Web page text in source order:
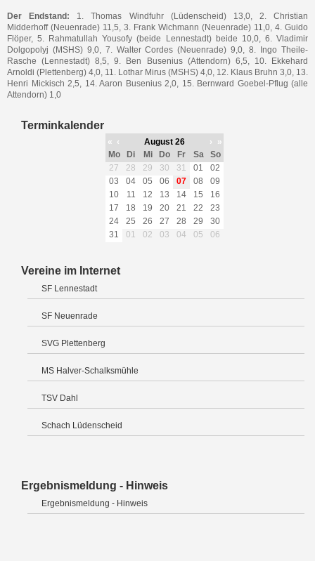
Der Endstand: 1. Thomas Windfuhr (Lüdenscheid) 13,0, 2. Christian
Midderhoff (Neuenrade) 11,5, 3. Frank Wichmann (Neuenrade) 11,0, 4. Guido
Flöper, 5. Rahmatullah Yousofy (beide Lennestadt) beide 10,0, 6. Vladimir
Dolgopolyj (MSHS) 9,0, 7. Walter Cordes (Neuenrade) 9,0, 8. Ingo Theile-
Rasche (Lennestadt) 8,5, 9. Ben Busenius (Attendorn) 6,5, 10. Ekkehard
Arnoldi (Plettenberg) 4,0, 11. Lothar Mirus (MSHS) 4,0, 12. Klaus Bruhn 3,0, 13.
Henri Mickisch 2,5, 14. Aaron Busenius 2,0, 15. Bernward Goebel-Pflug (alle
Attendorn) 1,0
Terminkalender
« ‹ August 26 ›
»
Mo
Di Mi Do Fr Sa
So
27
28 29 30 31 01
02
03
04 05 06 07 08
09
10
11 12 13 14 15
16
17
18 19 20 21 22
23
24
25 26 27 28 29
30
31
01 02 03 04 05 06
Vereine im Internet
SF Lennestadt
SF Neuenrade
SVG Plettenberg
MS Halver-Schalksmühle
TSV Dahl
Schach Lüdenscheid
Ergebnismeldung - Hinweis
Ergebnismeldung - Hinweis